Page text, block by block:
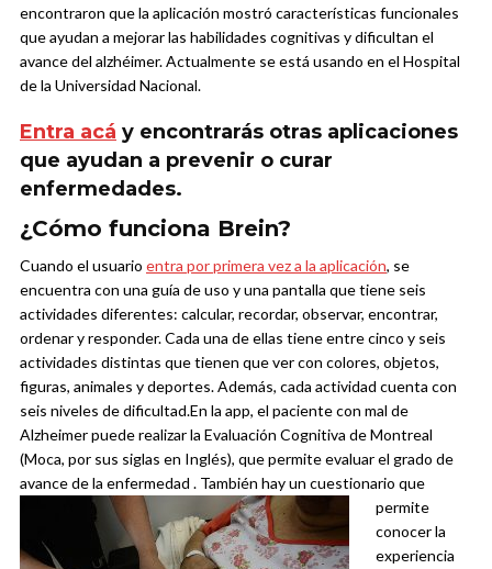
encontraron que la aplicación mostró características funcionales
que ayudan a mejorar las habilidades cognitivas y dificultan el
avance del alzhéimer. Actualmente se está usando en el Hospital
de la Universidad Nacional.
Entra acá y encontrarás otras aplicaciones
que ayudan a prevenir o curar
enfermedades.
¿Cómo funciona Brein?
Cuando el usuario entra por primera vez a la aplicación, se
encuentra con una guía de uso y una pantalla que tiene seis
actividades diferentes: calcular, recordar, observar, encontrar,
ordenar y responder. Cada una de ellas tiene entre cinco y seis
actividades distintas que tienen que ver con colores, objetos,
figuras, animales y deportes. Además, cada actividad cuenta con
seis niveles de dificultad.En la app, el paciente con mal de
Alzheimer puede realizar la Evaluación Cognitiva de Montreal
(Moca, por sus siglas en Inglés), que permite evaluar el grado de
avance de la enfermedad . También hay un cuestionario que
permite
conocer la
experiencia